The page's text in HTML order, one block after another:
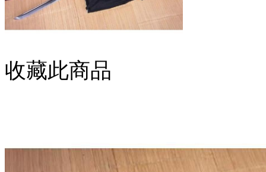
收藏此商品